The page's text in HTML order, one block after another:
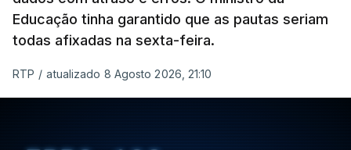
Educação tinha garantido que as pautas seriam
todas afixadas na sexta-feira.
RTP / atualizado 8 Agosto 2026, 21:10